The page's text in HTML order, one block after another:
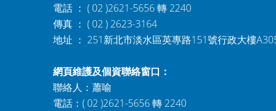
電話 ： ( 02 )2621-5656 轉 2240
傳真 ： ( 02 ) 2623-3164
地址 ： 251新北市淡水區英專路151號行政大樓
網頁維護及個資聯絡窗口：
聯絡人：蕭喻
電話：( 02 )2621-5656 轉 2240